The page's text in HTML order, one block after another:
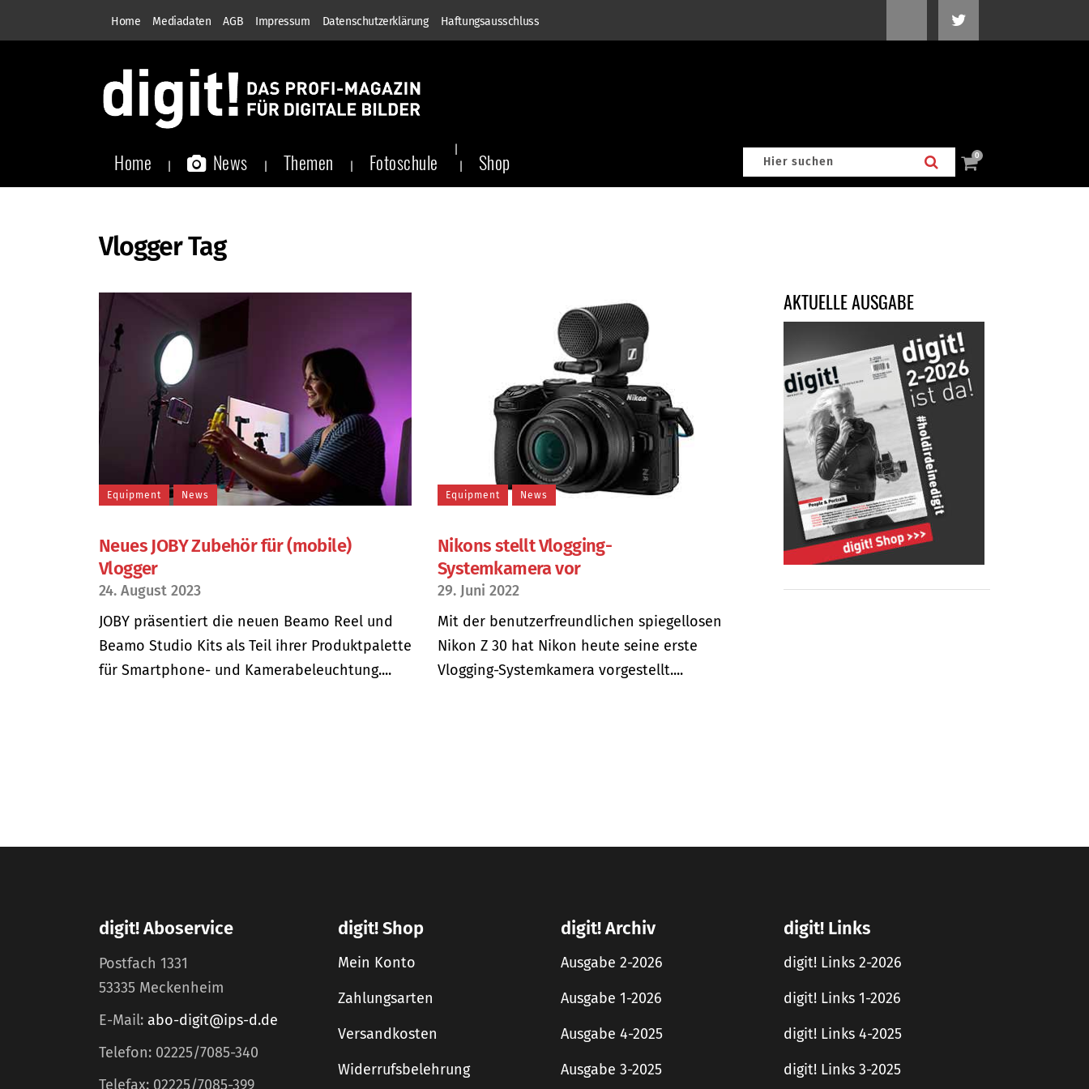
Home Mediadaten AGB Impressum Datenschutzerklärung Haftungsausschluss
Home News Themen Fotoschule Shop 0
Vlogger Tag
Equipment News
Neues JOBY Zubehör für (mobile)
Vlogger
24. August 2023
JOBY präsentiert die neuen Beamo Reel und
Beamo Studio Kits als Teil ihrer Produktpalette
für Smartphone- und Kamerabeleuchtung....
Equipment News
Nikons stellt Vlogging-
Systemkamera vor
29. Juni 2022
Mit der benutzerfreundlichen spiegellosen
Nikon Z 30 hat Nikon heute seine erste
Vlogging-Systemkamera vorgestellt....
AKTUELLE AUSGABE
digit! Aboservice
Postfach 1331
53335 Meckenheim
E-Mail: abo-digit@ips-d.de
Telefon: 02225/7085-340
Telefax: 02225/7085-399
digit! Shop
Mein Konto
Zahlungsarten
Versandkosten
Widerrufsbelehrung
digit! Archiv
Ausgabe 2-2026
Ausgabe 1-2026
Ausgabe 4-2025
Ausgabe 3-2025
digit! Links
digit! Links 2-2026
digit! Links 1-2026
digit! Links 4-2025
digit! Links 3-2025